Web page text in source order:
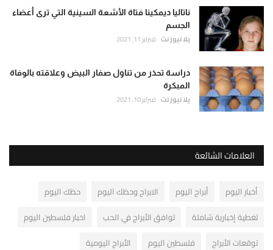
ناتاليا ديمكينا فتاة الأشعة السينية التي ترى أعضاء
الجسم
يلا نيوز نت فبراير 11, 2021
دراسة تحذر من تناول صفار البيض وعلاقته بالوفاة
المبكرة
يلا نيوز نت فبراير 10, 2021
العلامات الشائعة
أخبار اليوم أبراج اليوم الابراج وحظك اليوم
حظك اليوم
تغطية إخبارية شاملة
توافق الأبراج في الحب
اخبار فلسطين اليوم
توقعات الأبراج
فلسطين اليوم
الأبراج اليومية